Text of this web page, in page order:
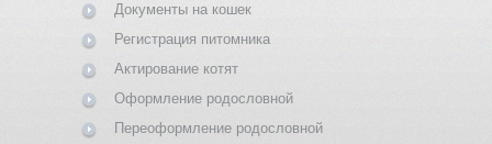
Документы на кошек
Регистрация питомника
Актирование котят
Оформление родословной
Переоформление родословной